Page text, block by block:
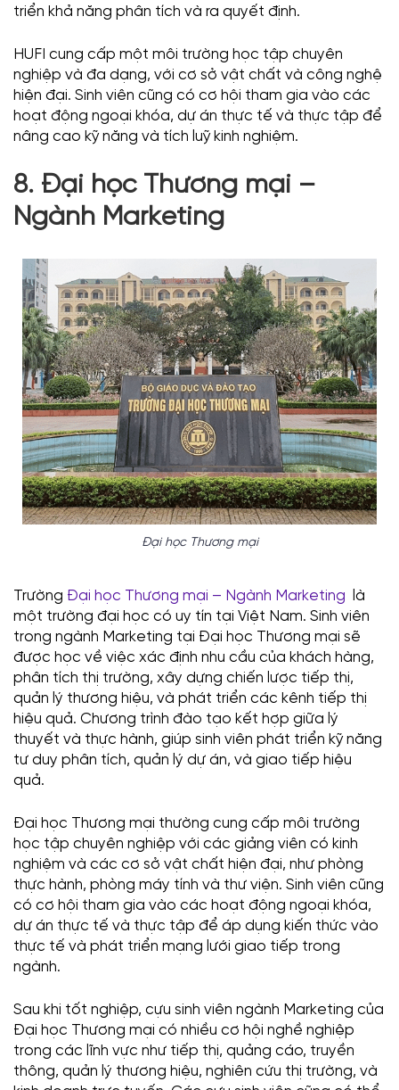
triển khả năng phân tích và ra quyết định.
HUFI cung cấp một môi trường học tập chuyên
nghiệp và đa dạng, với cơ sở vật chất và công nghệ
hiện đại. Sinh viên cũng có cơ hội tham gia vào các
hoạt động ngoại khóa, dự án thực tế và thực tập để
nâng cao kỹ năng và tích luỹ kinh nghiệm.
8. Đại học Thương mại –
Ngành Marketing
Đại học Thương mại
Trường Đại học Thương mại – Ngành Marketing là
một trường đại học có uy tín tại Việt Nam. Sinh viên
trong ngành Marketing tại Đại học Thương mại sẽ
được học về việc xác định nhu cầu của khách hàng,
phân tích thị trường, xây dựng chiến lược tiếp thị,
quản lý thương hiệu, và phát triển các kênh tiếp thị
hiệu quả. Chương trình đào tạo kết hợp giữa lý
thuyết và thực hành, giúp sinh viên phát triển kỹ năng
tư duy phân tích, quản lý dự án, và giao tiếp hiệu
quả.
Đại học Thương mại thường cung cấp môi trường
học tập chuyên nghiệp với các giảng viên có kinh
nghiệm và các cơ sở vật chất hiện đại, như phòng
thực hành, phòng máy tính và thư viện. Sinh viên cũng
có cơ hội tham gia vào các hoạt động ngoại khóa,
dự án thực tế và thực tập để áp dụng kiến thức vào
thực tế và phát triển mạng lưới giao tiếp trong
ngành.
Sau khi tốt nghiệp, cựu sinh viên ngành Marketing của
Đại học Thương mại có nhiều cơ hội nghề nghiệp
trong các lĩnh vực như tiếp thị, quảng cáo, truyền
thông, quản lý thương hiệu, nghiên cứu thị trường, và